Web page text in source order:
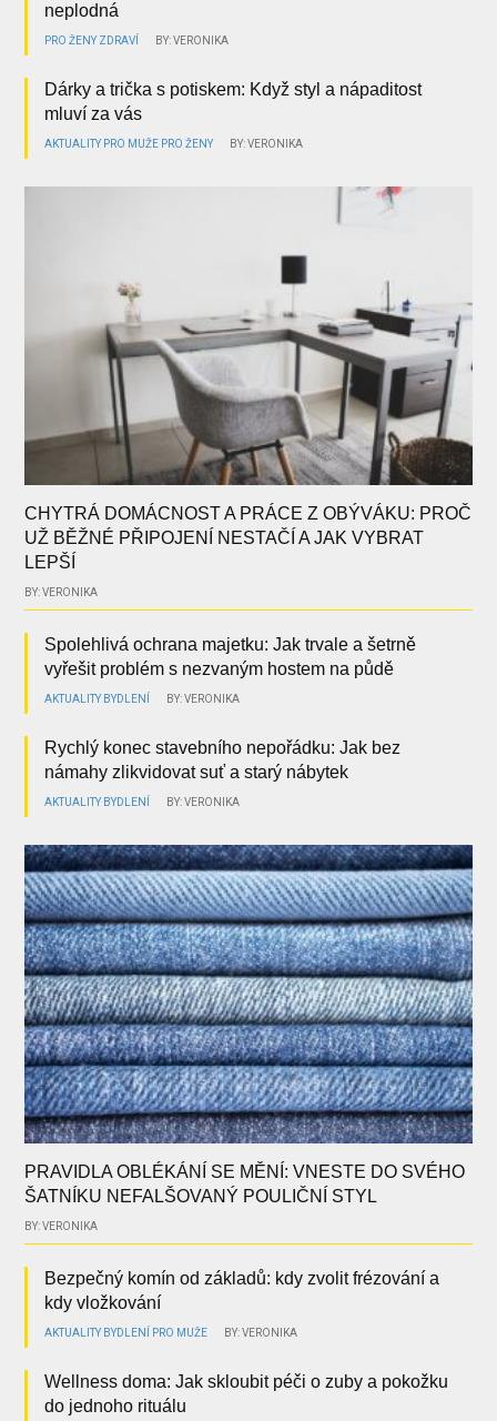
neplodná
PRO ŽENY ZDRAVÍ BY: VERONIKA
Dárky a trička s potiskem: Když styl a nápaditost
mluví za vás
AKTUALITY PRO MUŽE PRO ŽENY BY: VERONIKA
CHYTRÁ DOMÁCNOST A PRÁCE Z OBÝVÁKU: PROČ
UŽ BĚŽNÉ PŘIPOJENÍ NESTAČÍ A JAK VYBRAT
LEPŠÍ
BY: VERONIKA
Spolehlivá ochrana majetku: Jak trvale a šetrně
vyřešit problém s nezvaným hostem na půdě
AKTUALITY BYDLENÍ BY: VERONIKA
Rychlý konec stavebního nepořádku: Jak bez
námahy zlikvidovat suť a starý nábytek
AKTUALITY BYDLENÍ BY: VERONIKA
PRAVIDLA OBLÉKÁNÍ SE MĚNÍ: VNESTE DO SVÉHO
ŠATNÍKU NEFALŠOVANÝ POULIČNÍ STYL
BY: VERONIKA
Bezpečný komín od základů: kdy zvolit frézování a
kdy vložkování
AKTUALITY BYDLENÍ PRO MUŽE BY: VERONIKA
Wellness doma: Jak skloubit péči o zuby a pokožku
do jednoho rituálu